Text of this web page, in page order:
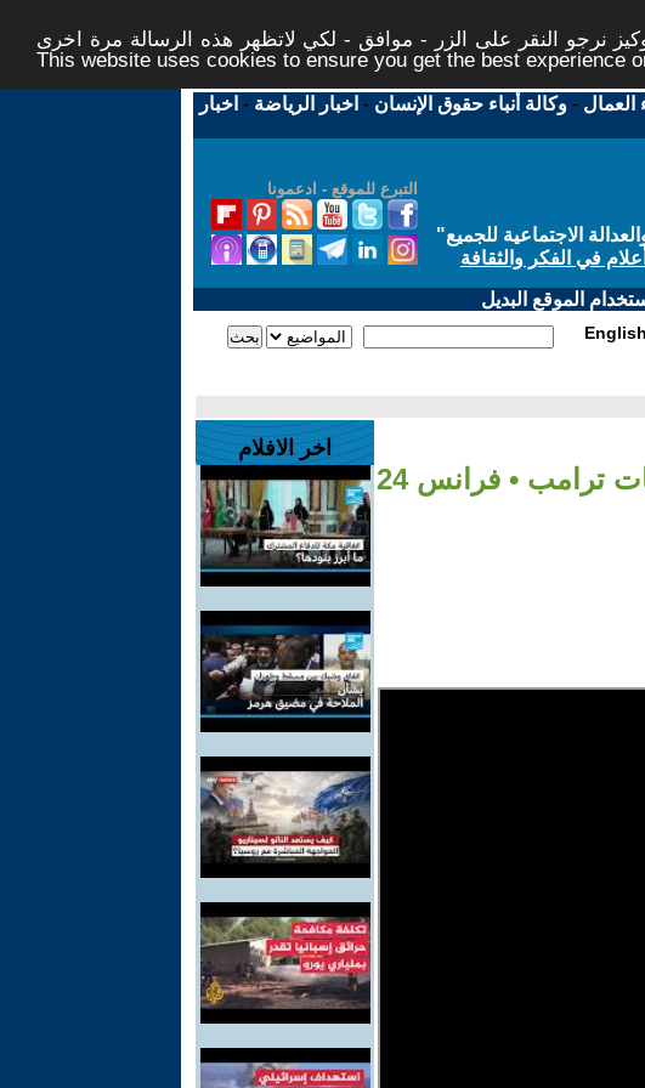
نرجو النقر على الزر - موافق - لكي لاتظهر هذه الرسالة مرة اخرى -
This website uses cookies to ensure you get the best experience
العمال -وكالة أنباء حقوق الإنسان - اخبار الرياضة - اخبار
التبرع للموقع - ادعمونا
الاجتماعية للجميع"
في الفكر والثقافة
الموقع البديل
English
ترامب • فرانس 24
اخر الافلام